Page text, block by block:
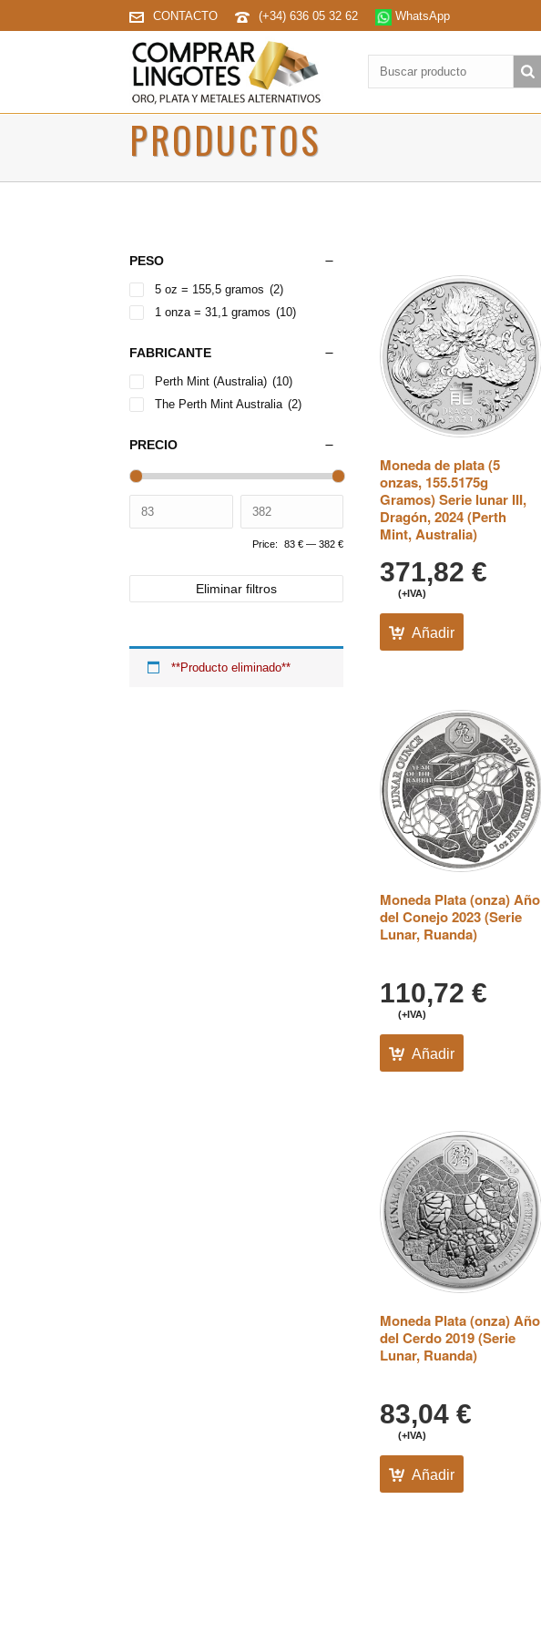
CONTACTO (+34) 636 05 32 62 WhatsApp
Buscar
producto:
PRODUCTOS
Moneda de plata (5
onzas, 155.5175g
Gramos) Serie lunar III,
Dragón, 2024 (Perth
Mint, Australia)
371,82 €
(+IVA)
Añadir
Moneda Plata (onza) Año
del Conejo 2023 (Serie
Lunar, Ruanda)
110,72 €
(+IVA)
Añadir
Moneda Plata (onza) Año
del Cerdo 2019 (Serie
Lunar, Ruanda)
83,04 €
(+IVA)
Añadir
PESO
5 oz = 155,5 gramos (2)
1 onza = 31,1 gramos (10)
FABRICANTE
Perth Mint (Australia) (10)
The Perth Mint Australia (2)
PRECIO
Price: 83 € — 382 €
Eliminar filtros
**Producto eliminado**